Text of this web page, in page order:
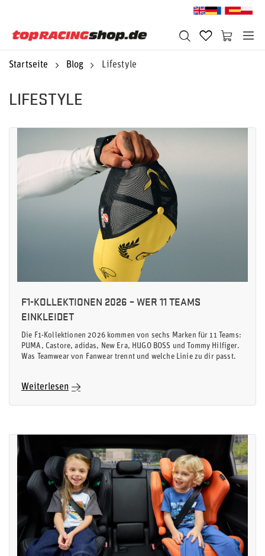
Startseite Blog Lifestyle
LIFESTYLE
F1-KOLLEKTIONEN 2026 – WER 11 TEAMS
EINKLEIDET
Die F1-Kollektionen 2026 kommen von sechs Marken für 11 Teams:
PUMA, Castore, adidas, New Era, HUGO BOSS und Tommy Hilfiger.
Was Teamwear von Fanwear trennt und welche Linie zu dir passt.
Weiterlesen